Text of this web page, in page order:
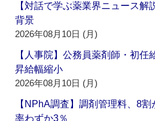
【対話で学ぶ薬業界ニュース
背景
2026年08月10日 (月)
【人事院】公務員薬剤師・初任
昇給幅縮小
2026年08月10日 (月)
【NPhA調査】調剤管理料、8
率わずか3％